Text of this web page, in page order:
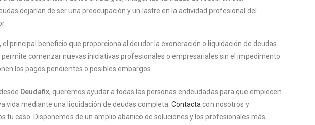
dejarían de ser una preocupación y un lastre en la actividad profesional del
el principal beneficio que proporciona al deudor la exoneración o liquidación de deudas
permite comenzar nuevas iniciativas profesionales o empresariales sin el impedimento
los pagos pendientes o posibles embargos.
Deudafix, queremos ayudar a todas las personas endeudadas para que empiecen
vida mediante una liquidación de deudas completa. Contacta con nosotros y
tu caso. Disponemos de un amplio abanico de soluciones y los profesionales más